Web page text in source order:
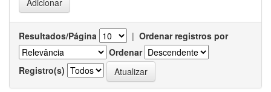
Resultados/Página | Ordenar registros por
Ordenar
Registro(s)